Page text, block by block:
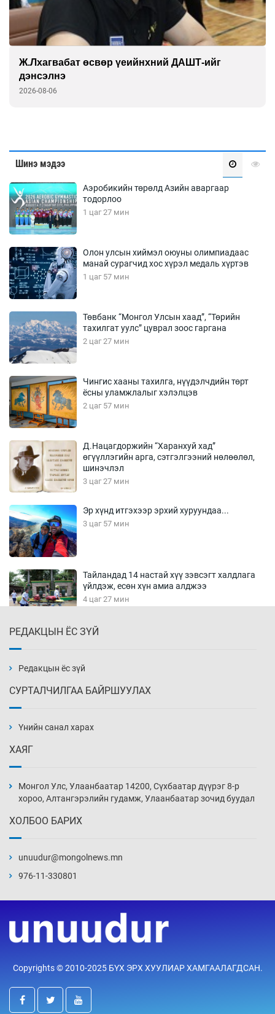
Ж.Лхагвабат өсвөр үеийнхний ДАШТ-ийг
дэнсэлнэ
2026-08-06
Шинэ мэдээ
Аэробикийн төрөлд Азийн аваргаар
тодорлоо
1 цаг 27 мин
Олон улсын хиймэл оюуны олимпиадаас
манай сурагчид хос хүрэл медаль хүртэв
1 цаг 57 мин
Төвбанк “Монгол Улсын хаад”, “Төрийн
тахилгат уулс” цуврал зоос гаргана
2 цаг 27 мин
Чингис хааны тахилга, нүүдэлчдийн төрт
ёсны уламжлалыг хэлэлцэв
2 цаг 57 мин
Д.Нацагдоржийн “Харанхуй хад”
өгүүллэгийн арга, сэтгэлгээний нөлөөлөл,
шинэчлэл
3 цаг 27 мин
Эр хүнд итгэхээр эрхий хуруундаа...
3 цаг 57 мин
Тайландад 14 настай хүү зэвсэгт халдлага
үйлдэж, есөн хүн амиа алджээ
4 цаг 27 мин
5 цаг 27 мин
5 цаг 57 мин
6 цаг 27 мин
6 цаг 42 мин
бүртгэлийг энэ баасан гарагт эхлүүлнэ
6 цаг 57 мин
РЕДАКЦЫН ЁС ЗҮЙ
Редакцын ёс зүй
СУРТАЛЧИЛГАА БАЙРШУУЛАХ
Үнийн санал харах
ХАЯГ
Монгол Улс, Улаанбаатар 14200, Сүхбаатар дүүрэг 8-р
хороо, Алтангэрэлийн гудамж, Улаанбаатар зочид буудал
ХОЛБОО БАРИХ
unuudur@mongolnews.mn
976-11-330801
Copyrights © 2010-2025 БҮХ ЭРХ ХУУЛИАР ХАМГААЛАГДСАН.